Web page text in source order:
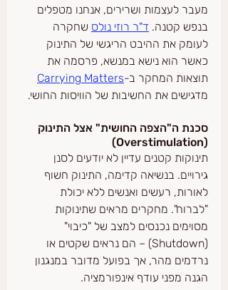
מעבר לעצמות ושרירים, אנחנו מטפלים
בנפש קטנה. ד"ר רוזי נולס שחקרה
לעומק את ההיבט הריגשי של התינוק
כאשר הוא נישא במנשא, פרסמה את
תוצאות המחקר ב-Carrying Matters
מדגישים את החשיבות של הוויסות החושי.
סכנת ה"הצפה החושית" אצל התינוק
(Overstimulation)
תינוקות קטנים עדיין לא יודעים לסנן
גירויים. בנשיאה קדימה, התינוק חשוף
לאורות, רעשים ואנשים ללא יכולת
"לברוח". מחקרים מראים שתינוקות
מסוימים נכנסים למצב של "כיבוי"
(Shutdown) – הם נראים שקטים או
נרדמים מהר, אך בפועל מדובר במנגנון
הגנה מפני עודף אינפורמציה.